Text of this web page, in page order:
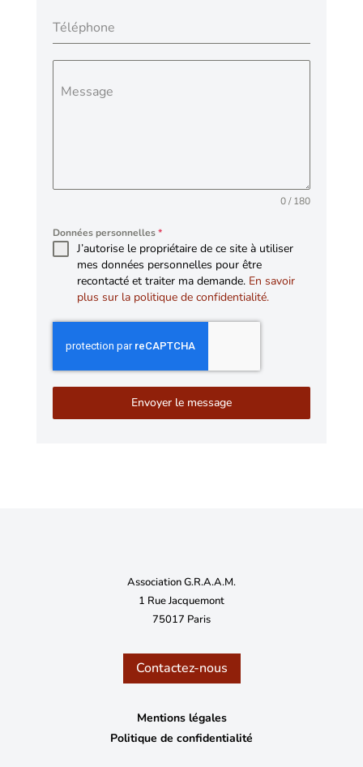
Téléphone
Message
0 / 180
Données personnelles*
J’autorise le propriétaire de ce site à utiliser
mes données personnelles pour être
recontacté et traiter ma demande. En savoir
plus sur la politique de confidentialité.
Envoyer le message
Association G.R.A.A.M.
1 Rue Jacquemont
75017 Paris
Contactez-nous
Mentions légales
Politique de confidentialité